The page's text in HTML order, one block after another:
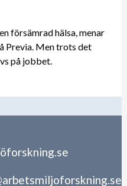
försämrad hälsa, menar
Previa. Men trots det
på jobbet.